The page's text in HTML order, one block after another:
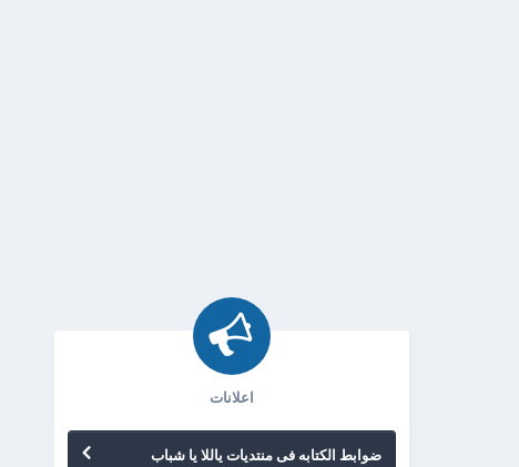
اعلانات
ضوابط الكتابه فى منتديات ياللا يا شباب